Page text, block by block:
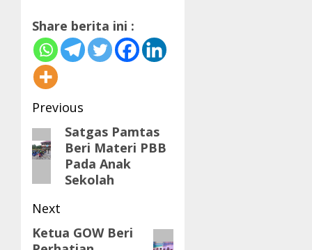
Share berita ini :
Post
navigation
Previous
Previous
post:
Satgas Pamtas
Beri Materi PBB
Pada Anak
Sekolah
Next
Next
Ketua GOW Beri